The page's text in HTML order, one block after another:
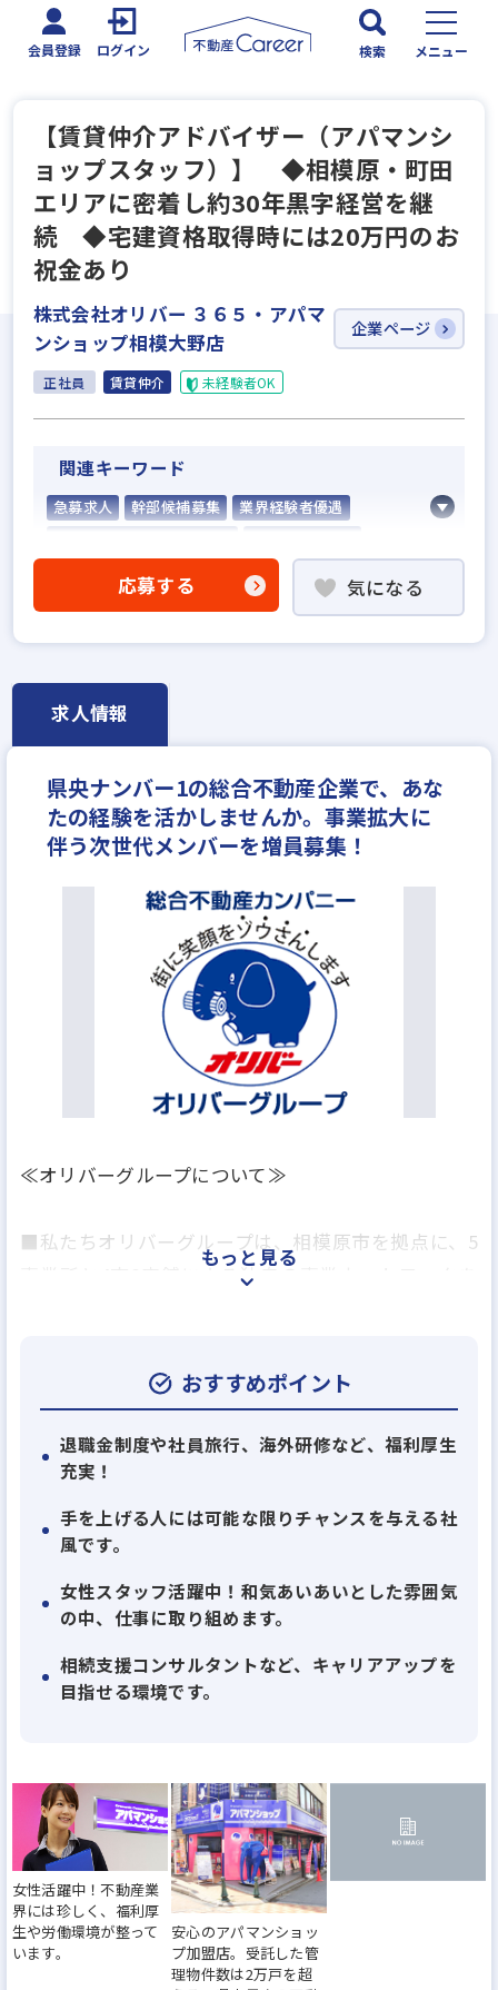
会員登録 ログイン 検索 メニュー
【賃貸仲介アドバイザー（アパマンシ
ョップスタッフ）】 ◆相模原・町田
エリアに密着し約30年黒字経営を継
続 ◆宅建資格取得時には20万円のお
祝金あり
株式会社オリバー ３６５・アパマ
ンショップ相模大野店
企業ページ
正社員 賃貸仲介 未経験者OK
関連キーワード
急募求人 幹部候補募集
業界経験者優遇
職種未経験歓迎
成果給が充実
地域密着型
フランチャイズ加盟店舗
残業少ない
女性が活躍中
反響営業
応募する 気になる
求人情報
県央ナンバー1の総合不動産企業で、あな
たの経験を活かしませんか。事業拡大に
伴う次世代メンバーを増員募集！
≪オリバーグループについて≫
■私たちオリバーグループは、相模原市を拠点に、5
事業所と4市8店舗による独自の事業ネットワークを
ト・マンション建設、大規模修繕事業、貸しコンテ
ナ事業やコインパーキング事業等を手掛けています。
■長年の事業展開によって積み上げられた膨大な情
報量、事業システム、市況分析、そしてこれらを応
用したきめ細やかなサービスは、多くの顧客から厚
10,000組を超える顧客を有する県央・県北地域最大
在、当社では神奈川県県央地区と多摩南部地域に店
舗の出店構想を進めています。それに伴い、サービ
■当社は、手を上げる人には可能な限りチャンスを
与える社風を大切にしており、一人ひとりが歯車とし
てではなく、責任ある仕事に取り組んでおり、指示
待ち型ではないやる気のある方にとっては働きやす
もっと見る
おすすめポイント
退職金制度や社員旅行、海外研修など、福利厚生
充実！
手を上げる人には可能な限りチャンスを与える社
風です。
女性スタッフ活躍中！和気あいあいとした雰囲気
の中、仕事に取り組めます。
相続支援コンサルタントなど、キャリアアップを
目指せる環境です。
女性活躍中！不動産業
界には珍しく、福利厚
生や労働環境が整って
います。
安心のアパマンショッ
プ加盟店。受託した管
理物件数は2万戸を超